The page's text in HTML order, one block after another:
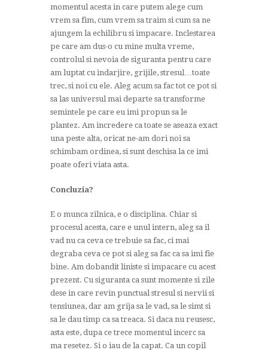
momentul acesta in care putem alege cum
vrem sa fim, cum vrem sa traim si cum sa ne
ajungem la echilibru si impacare. Inclestarea
pe care am dus-o cu mine multa vreme,
controlul si nevoia de siguranta pentru care
am luptat cu indarjire, grijile, stresul…toate
trec, si noi cu ele. Aleg acum sa fac tot ce pot si
sa las universul mai departe sa transforme
semintele pe care eu imi propun sa le
plantez. Am incredere ca toate se aseaza exact
una peste alta, oricat ne-am dori noi sa
schimbam ordinea, si sunt deschisa la ce imi
poate oferi viata asta.
Concluzia?
E o munca zilnica, e o disciplina. Chiar si
procesul acesta, care e unul intern, aleg sa il
vad nu ca ceva ce trebuie sa fac, ci mai
degraba ceva ce pot si aleg sa fac ca sa imi fie
bine. Am dobandit liniste si impacare cu acest
prezent. Cu siguranta ca sunt momente si zile
dese in care revin punctual stresul si nervii si
tensiunea, dar am grija sa le vad, sa le simt si
sa le dau timp ca sa treaca. Si daca nu reusesc,
asta este, dupa ce trece momentul incerc sa
ma resetez. Si o iau de la capat. Ca un copil